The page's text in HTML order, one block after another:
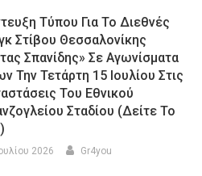
Τύπου Για Το Διεθνές
Στίβου Θεσσαλονίκης
Σπανίδης» Σε Αγωνίσματα
Την Τετάρτη 15 Ιουλίου Στις
Του Εθνικού
Σταδίου (Δείτε Το
2026 Gr4you